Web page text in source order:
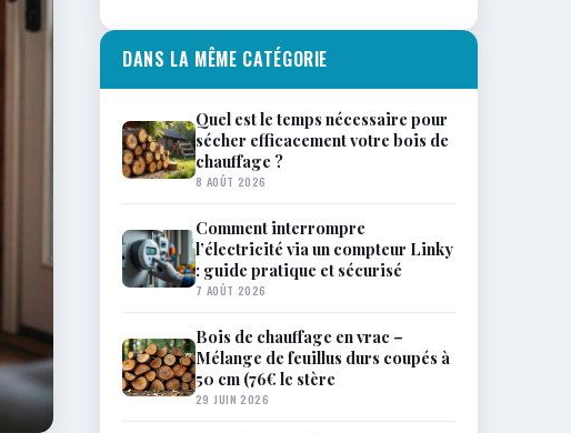
DANS LA MÊME CATÉGORIE
Quel est le temps nécessaire pour
sécher efficacement votre bois de
chauffage ?
8 AOÛT 2026
Comment interrompre
l’électricité via un compteur Linky
: guide pratique et sécurisé
7 AOÛT 2026
Bois de chauffage en vrac –
Mélange de feuillus durs coupés à
50 cm (76€ le stère
29 JUIN 2026